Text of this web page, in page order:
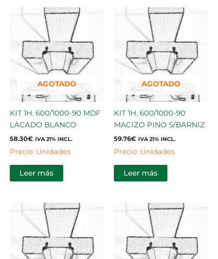
AGOTADO
KIT 1H. 600/1000-90 MDF
LACADO BLANCO
58.30€ IVA 21% INCL.
Precio: Unidades
Leer más
AGOTADO
KIT 1H. 600/1000-90
MACIZO PINO S/BARNIZ
59.76€ IVA 21% INCL.
Precio: Unidades
Leer más